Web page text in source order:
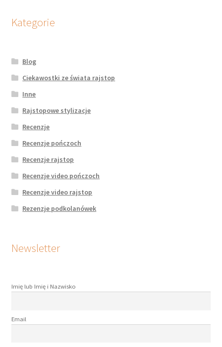
Kategorie
Blog
Ciekawostki ze świata rajstop
Inne
Rajstopowe stylizacje
Recenzje
Recenzje pończoch
Recenzje rajstop
Recenzje video pończoch
Recenzje video rajstop
Rezenzje podkolanówek
Newsletter
Imię lub Imię i Nazwisko
Email